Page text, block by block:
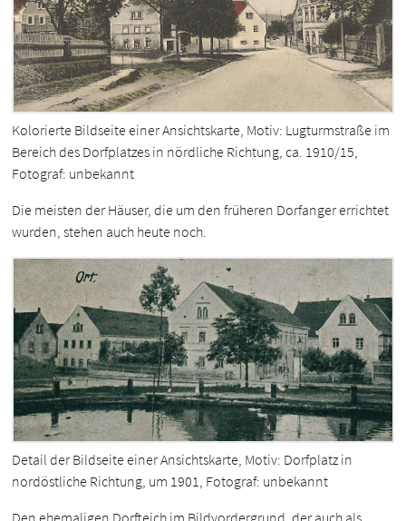
Kolorierte Bildseite einer Ansichtskarte, Motiv: Lugturmstraße im
Bereich des Dorfplatzes in nördliche Richtung, ca. 1910/15,
Fotograf: unbekannt
Die meisten der Häuser, die um den früheren Dorfanger errichtet
wurden, stehen auch heute noch.
Detail der Bildseite einer Ansichtskarte, Motiv: Dorfplatz in
nordöstliche Richtung, um 1901, Fotograf: unbekannt
Den ehemaligen Dorfteich im Bildvordergrund, der auch als